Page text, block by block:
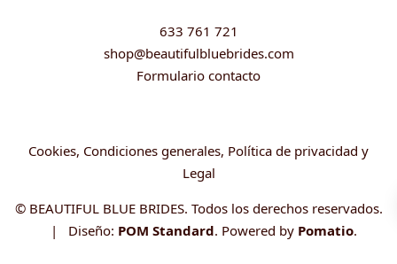
633 761 721
shop@beautifulbluebrides.com
Formulario contacto
Cookies, Condiciones generales, Política de privacidad y
Legal
© BEAUTIFUL BLUE BRIDES. Todos los derechos reservados.
| Diseño: POM Standard. Powered by Pomatio.